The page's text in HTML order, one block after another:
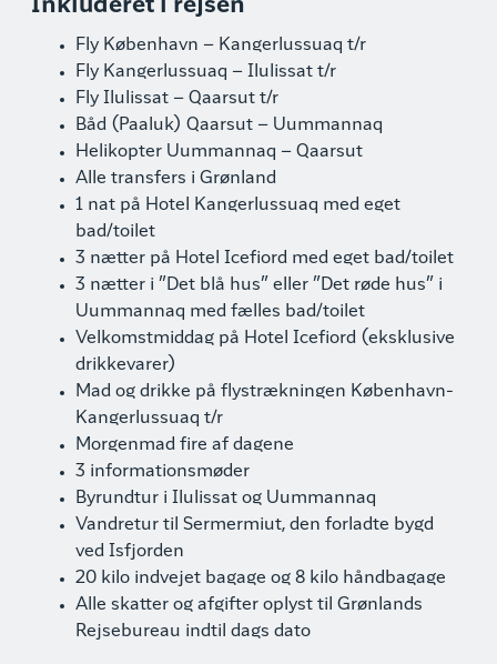
Inkluderet i rejsen
Fly København – Kangerlussuaq t/r
Fly Kangerlussuaq – Ilulissat t/r
Fly Ilulissat – Qaarsut t/r
Båd (Paaluk) Qaarsut – Uummannaq
Helikopter Uummannaq – Qaarsut
Alle transfers i Grønland
1 nat på Hotel Kangerlussuaq med eget
bad/toilet
3 nætter på Hotel Icefiord med eget bad/toilet
3 nætter i ”Det blå hus” eller ”Det røde hus” i
Uummannaq med fælles bad/toilet
Velkomstmiddag på Hotel Icefiord (eksklusive
drikkevarer)
Mad og drikke på flystrækningen København-
Kangerlussuaq t/r
Morgenmad fire af dagene
3 informationsmøder
Byrundtur i Ilulissat og Uummannaq
Vandretur til Sermermiut, den forladte bygd
ved Isfjorden
20 kilo indvejet bagage og 8 kilo håndbagage
Alle skatter og afgifter oplyst til Grønlands
Rejsebureau indtil dags dato